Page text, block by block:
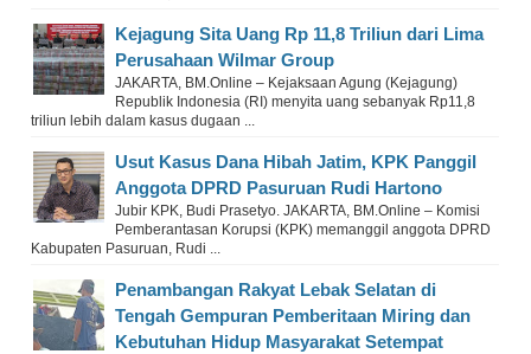
Kejagung Sita Uang Rp 11,8 Triliun dari Lima
Perusahaan Wilmar Group
JAKARTA, BM.Online – Kejaksaan Agung (Kejagung)
Republik Indonesia (RI) menyita uang sebanyak Rp11,8
triliun lebih dalam kasus dugaan ...
Usut Kasus Dana Hibah Jatim, KPK Panggil
Anggota DPRD Pasuruan Rudi Hartono
Jubir KPK, Budi Prasetyo. JAKARTA, BM.Online – Komisi
Pemberantasan Korupsi (KPK) memanggil anggota DPRD
Kabupaten Pasuruan, Rudi ...
Penambangan Rakyat Lebak Selatan di
Tengah Gempuran Pemberitaan Miring dan
Kebutuhan Hidup Masyarakat Setempat